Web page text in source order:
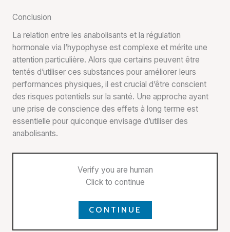
Conclusion
La relation entre les anabolisants et la régulation
hormonale via l’hypophyse est complexe et mérite une
attention particulière. Alors que certains peuvent être
tentés d’utiliser ces substances pour améliorer leurs
performances physiques, il est crucial d’être conscient
des risques potentiels sur la santé. Une approche ayant
une prise de conscience des effets à long terme est
essentielle pour quiconque envisage d’utiliser des
anabolisants.
Verify you are human
Click to continue
CONTINUE